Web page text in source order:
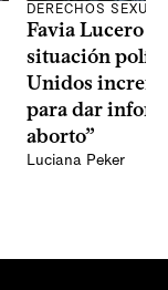
DERECHOS
Favia Lucero
situación
Unidos
para dar
aborto”
Luciana Peker